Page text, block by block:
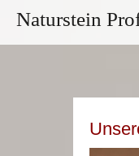
Naturstein